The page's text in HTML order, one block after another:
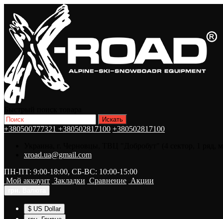
+380500777321 +380502817100 +380502817100
xroad.ua@gmail.com
ПН-ПТ: 9:00-18:00, СБ-ВС: 10:00-15:00
Мой аккаунт Закладки Сравнение Акции
$ US Dollar